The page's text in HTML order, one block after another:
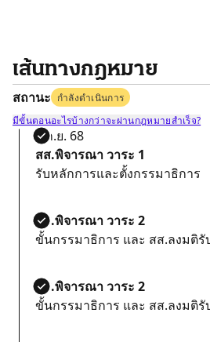
เส้นทางกฎหมาย
สถานะ กำลังดำเนินการ
มีขั้นตอนอะไรบ้างกว่าจะผ่านกฎหมายสำเร็จ?
5 ก.ย. 68
สส.พิจารณา วาระ 1
รับหลักการและตั้งกรรมาธิการ
สส.พิจารณา วาระ 2
ขั้นกรรมาธิการ และ สส.ลงมติรั
สส.พิจารณา วาระ 2
ขั้นกรรมาธิการ และ สส.ลงมติรั